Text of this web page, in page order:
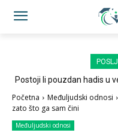
Postoji li pouzdan hadis u
Početna Međuljudski odnosi
zato što ga sam čini
Međuljudski odnosi